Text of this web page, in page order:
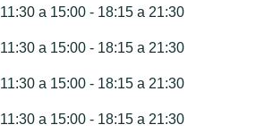
11:30 a 15:00 - 18:15 a 21:30
11:30 a 15:00 - 18:15 a 21:30
11:30 a 15:00 - 18:15 a 21:30
11:30 a 15:00 - 18:15 a 21:30